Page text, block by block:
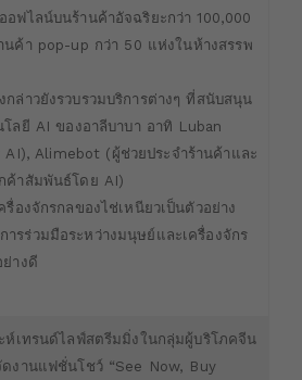
อฟไลน์บนร้านค้าอัจฉริยะกว่า 100,000
นค้า pop-up กว่า 50 แห่งในห้างสรรพ
กล่าวยังรวบรวมบริการต่างๆ ที่สนับสนุน
โลยี AI ของอาลีบาบา อาทิ Luban
AI), Alimebot (ผู้ช่วยประจำร้านค้าและ
ค้าสัมพันธ์โดย AI)
รื่องจักรกลของไช่เหนียวเป็นตัวอย่าง
ารร่วมมือระหว่างมนุษย์และเครื่องจักร
ย่างดี
ะห์เทรนด์ไลฟ์สตรีมมิ่งในกลุ่มผู้บริโภคจีน
ดงานแฟชั่นโชว์ “See Now, Buy